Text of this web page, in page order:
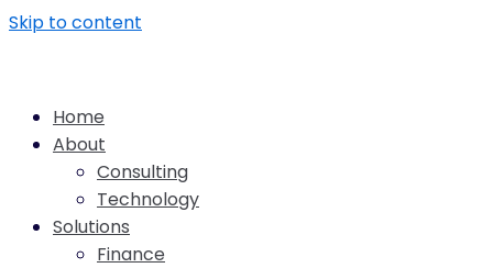
Skip to content
Home
About
Consulting
Technology
Solutions
Finance